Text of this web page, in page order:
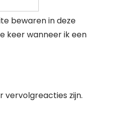
bewaren in deze
keer wanneer ik een
vervolgreacties zijn.